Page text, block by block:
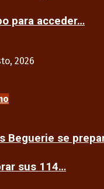
para acceder…
2026
Beguerie se
sus 114…